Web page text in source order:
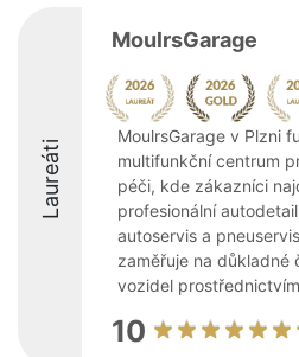
Laureáti
MoulrsGarage
MoulrsGarage v Plzni
multifunkční centrum
péči, kde zákazníci
profesionální
autoservis a
zaměřuje na důkladné
vozidel
10